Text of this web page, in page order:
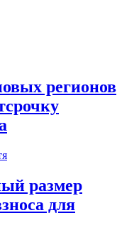
регионов
размер
для